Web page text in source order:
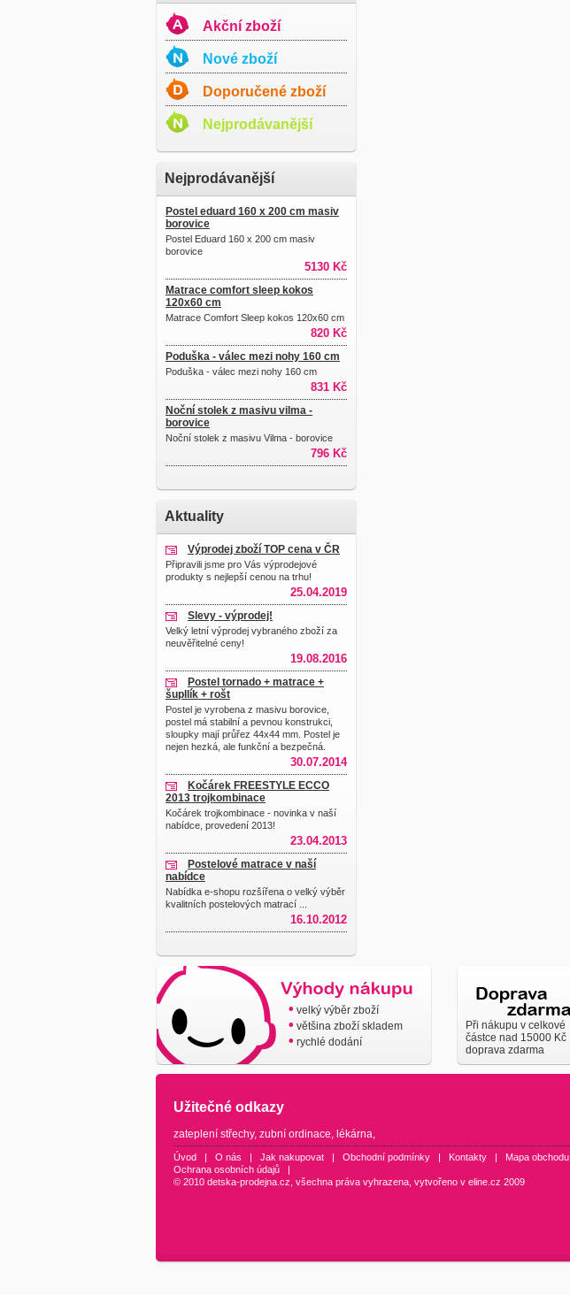
Akční zboží
Nové zboží
Doporučené zboží
Nejprodávanější
Nejprodávanější
Postel eduard 160 x 200 cm masiv
borovice
Postel Eduard 160 x 200 cm masiv
borovice
5130 Kč
Matrace comfort sleep kokos
120x60 cm
Matrace Comfort Sleep kokos 120x60 cm
820 Kč
Poduška - válec mezi nohy 160 cm
Poduška - válec mezi nohy 160 cm
831 Kč
Noční stolek z masivu vilma -
borovice
Noční stolek z masivu Vilma - borovice
796 Kč
Aktuality
Výprodej zboží TOP cena v ČR
Připravili jsme pro Vás výprodejové
produkty s nejlepší cenou na trhu!
25.04.2019
Slevy - výprodej!
Velký letní výprodej vybraného zboží za
neuvěřitelné ceny!
19.08.2016
Postel tornado + matrace +
šupllík + rošt
Postel je vyrobena z masivu borovice,
postel má stabilní a pevnou konstrukci,
sloupky mají průřez 44x44 mm. Postel je
nejen hezká, ale funkční a bezpečná.
30.07.2014
Kočárek FREESTYLE ECCO
2013 trojkombinace
Kočárek trojkombinace - novinka v naší
nabídce, provedení 2013!
23.04.2013
Postelové matrace v naší
nabídce
Nabídka e-shopu rozšířena o velký výběr
kvalitních postelových matrací ...
16.10.2012
• velký výběr zboží
• většina zboží skladem
• rychlé dodání
Při nákupu v celkové
částce nad 15000 Kč
doprava zdarma
Užitečné odkazy
zateplení střechy, zubní ordinace, lékárna,
Úvod | O nás | Jak nakupovat | Obchodní podmínky | Kontakty | Mapa obchodu
Ochrana osobních údajů |
© 2010 detska-prodejna.cz, všechna práva vyhrazena, vytvořeno v eline.cz 2009